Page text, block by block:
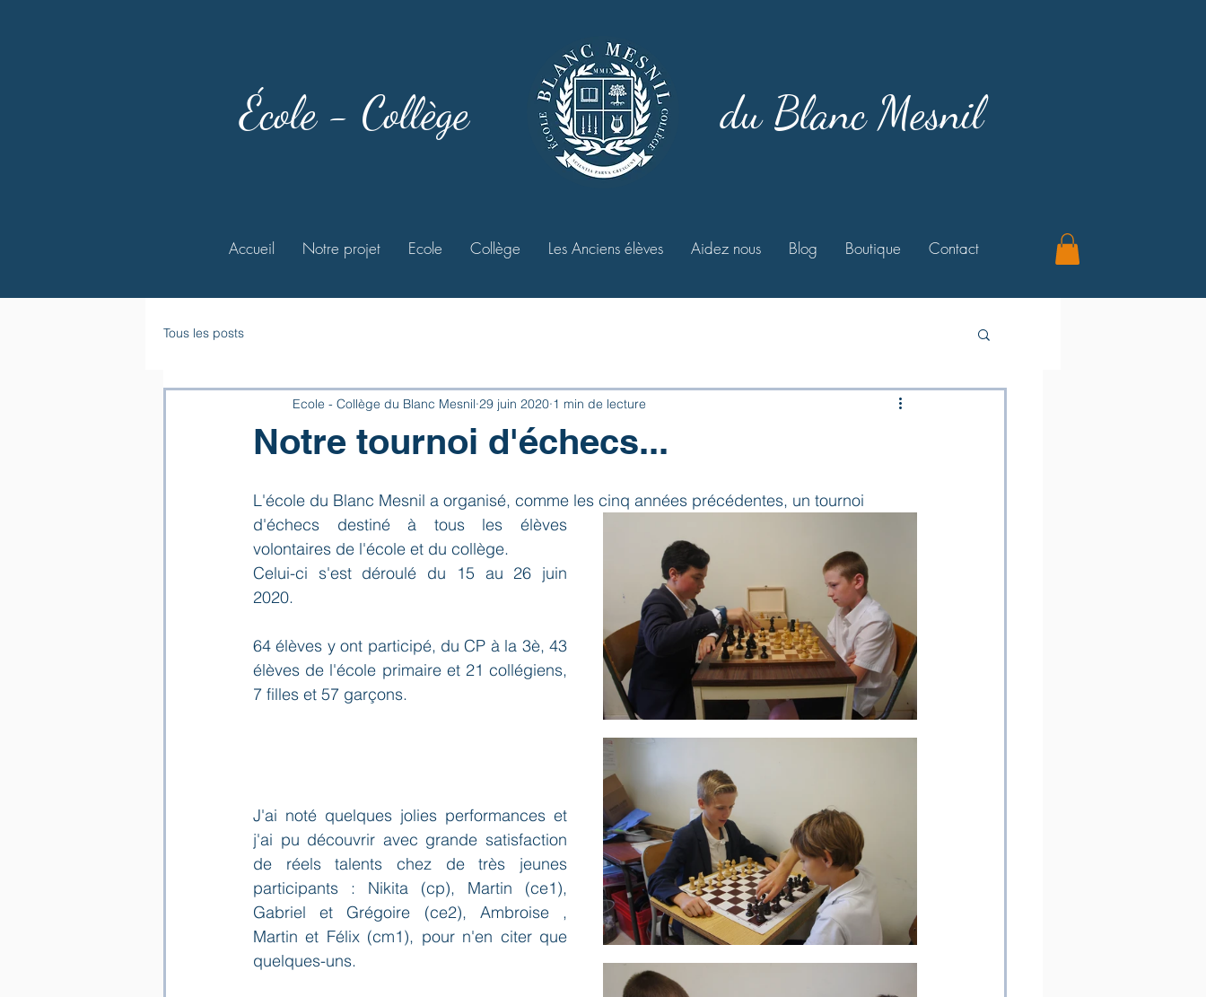
École - Collège du Blanc Mesnil
Accueil Notre projet Ecole Collège Les Anciens élèves Aidez nous Blog Boutique Contact
Tous les posts
Notre tournoi d'échecs...
Ecole - Collège du Blanc Mesnil 29 juin 2020 1 min de lecture
L'école du Blanc Mesnil a organisé, comme les cinq années précédentes, un tournoi
d'échecs destiné à tous les élèves
volontaires de l'école et du collège.
Celui-ci s'est déroulé du 15 au 26 juin
2020.
64 élèves y ont participé, du CP à la 3è, 43
élèves de l'école primaire et 21 collégiens,
7 filles et 57 garçons.
J'ai noté quelques jolies performances et
j'ai pu découvrir avec grande satisfaction
de réels talents chez de très jeunes
participants : Nikita (cp), Martin (ce1),
Gabriel et Grégoire (ce2), Ambroise ,
Martin et Félix (cm1), pour n'en citer que
quelques-uns.